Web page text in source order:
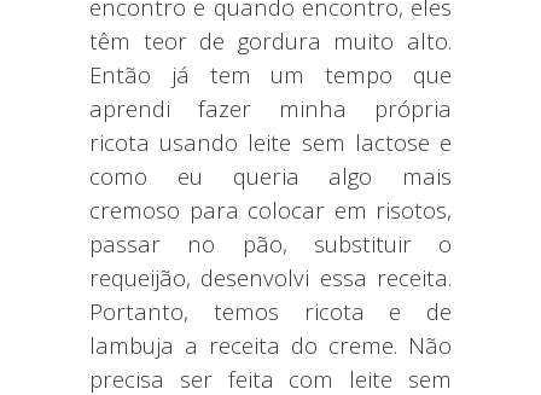
encontro e quando encontro, eles
têm teor de gordura muito alto.
Então já tem um tempo que
aprendi fazer minha própria
ricota usando leite sem lactose e
como eu queria algo mais
cremoso para colocar em risotos,
passar no pão, substituir o
requeijão, desenvolvi essa receita.
Portanto, temos ricota e de
lambuja a receita do creme. Não
precisa ser feita com leite sem